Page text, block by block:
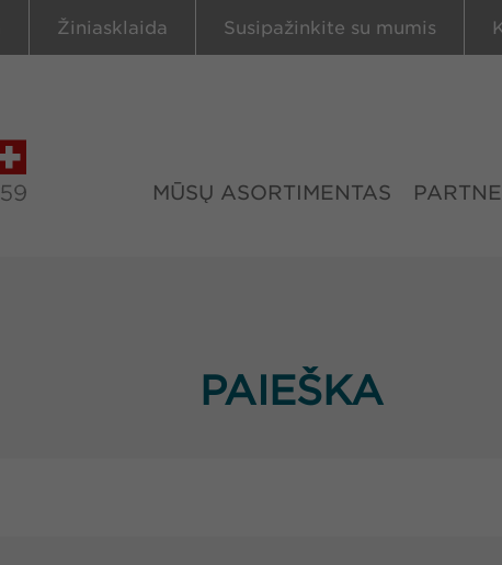
Žiniasklaida Susipažinkite su mumis
MŪSŲ ASORTIMENTAS
PAIEŠKA